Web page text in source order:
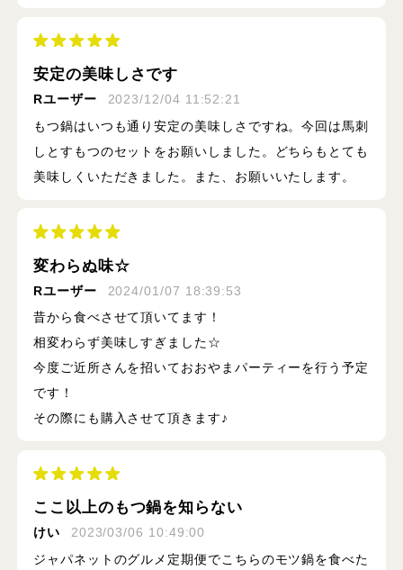
安定の美味しさです
Rユーザー
2023/12/04 11:52:21
もつ鍋はいつも通り安定の美味しさですね。今回は馬刺
しとすもつのセットをお願いしました。どちらもとても
美味しくいただきました。また、お願いいたします。
変わらぬ味☆
Rユーザー
2024/01/07 18:39:53
昔から食べさせて頂いてます！
相変わらず美味しすぎました☆
今度ご近所さんを招いておおやまパーティーを行う予定
です！
その際にも購入させて頂きます♪
ここ以上のもつ鍋を知らない
けい
2023/03/06 10:49:00
ジャパネットのグルメ定期便でこちらのモツ鍋を食べた